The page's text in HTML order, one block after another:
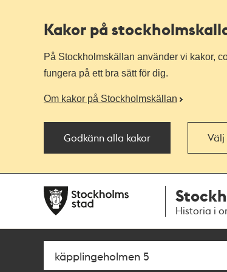
Kakor på
På Stockholmskällan använder vi kakor,
fungera på ett bra sätt för dig.
Om kakor på Stockholmskällan
Godkänn alla kakor Välj
navigationen
huvudinnehållet
Historia i
Sök